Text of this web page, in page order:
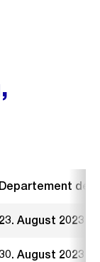
Departement der
23. August 2023
August 2023